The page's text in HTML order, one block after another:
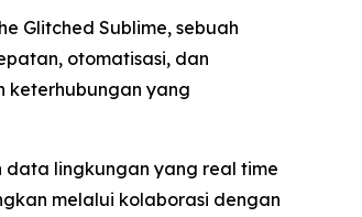
Glitched Sublime, sebuah
otomatisasi, dan
keterhubungan yang
lingkungan yang real time
melalui kolaborasi dengan